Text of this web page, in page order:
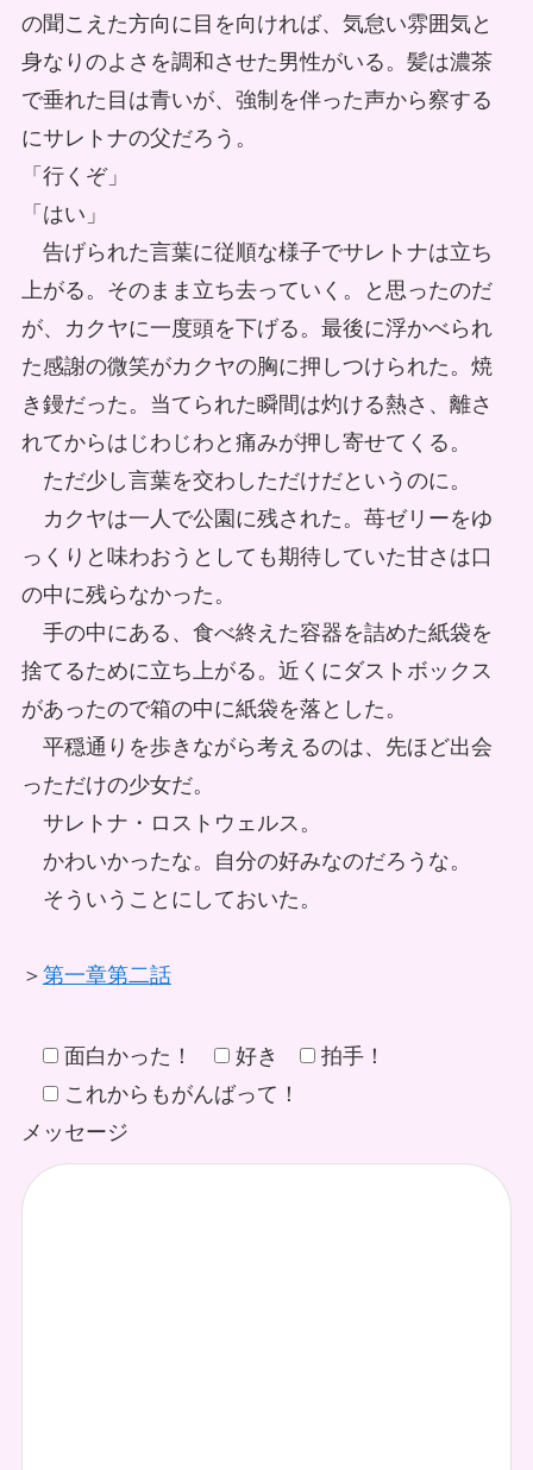
の聞こえた方向に目を向ければ、気怠い雰囲気と
身なりのよさを調和させた男性がいる。髪は濃茶
で垂れた目は青いが、強制を伴った声から察する
にサレトナの父だろう。
「行くぞ」
「はい」
告げられた言葉に従順な様子でサレトナは立ち
上がる。そのまま立ち去っていく。と思ったのだ
が、カクヤに一度頭を下げる。最後に浮かべられ
た感謝の微笑がカクヤの胸に押しつけられた。焼
き鏝だった。当てられた瞬間は灼ける熱さ、離さ
れてからはじわじわと痛みが押し寄せてくる。
ただ少し言葉を交わしただけだというのに。
カクヤは一人で公園に残された。苺ゼリーをゆ
っくりと味わおうとしても期待していた甘さは口
の中に残らなかった。
手の中にある、食べ終えた容器を詰めた紙袋を
捨てるために立ち上がる。近くにダストボックス
があったので箱の中に紙袋を落とした。
平穏通りを歩きながら考えるのは、先ほど出会
っただけの少女だ。
サレトナ・ロストウェルス。
かわいかったな。自分の好みなのだろうな。
そういうことにしておいた。
＞ 第一章第二話
面白かった！ 好き
拍手！
これからもがんばって！
メッセージ